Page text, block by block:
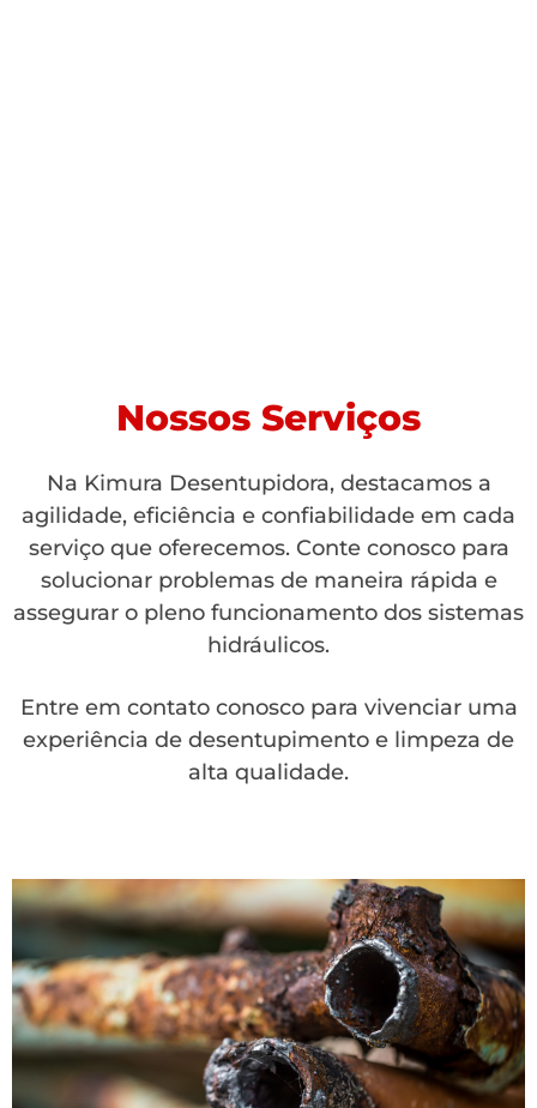
Nossos Serviços
Na Kimura Desentupidora, destacamos a
agilidade, eficiência e confiabilidade em cada
serviço que oferecemos. Conte conosco para
solucionar problemas de maneira rápida e
assegurar o pleno funcionamento dos sistemas
hidráulicos.
Entre em contato conosco para vivenciar uma
experiência de desentupimento e limpeza de
alta qualidade.